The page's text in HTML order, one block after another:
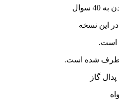
این نسخه
است.
شده است.
گاز